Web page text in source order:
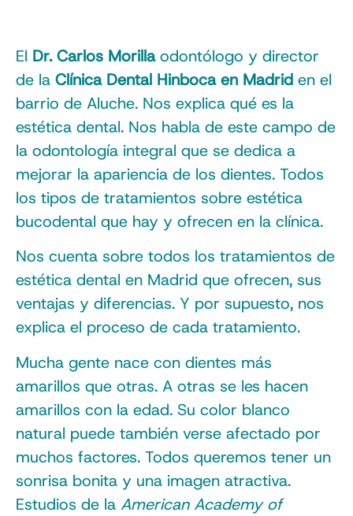
El Dr. Carlos Morillaodontólogo y director
de la Clínica Dental Hinboca en Madrid en el
barrio de Aluche. Nos explica qué es la
estética dental. Nos habla de este campo de
la odontología integral que se dedica a
mejorar la apariencia de los dientes. Todos
los tipos de tratamientos sobre estética
bucodental que hay y ofrecen en la clínica.
Nos cuenta sobre todos los tratamientos de
estética dental en Madrid que ofrecen, sus
ventajas y diferencias. Y por supuesto, nos
explica el proceso de cada tratamiento.
Mucha gente nace con dientes más
amarillos que otras. A otras se les hacen
amarillos con la edad. Su color blanco
natural puede también verse afectado por
muchos factores. Todos queremos tener un
sonrisa bonita y una imagen atractiva.
Estudios de la American Academy of